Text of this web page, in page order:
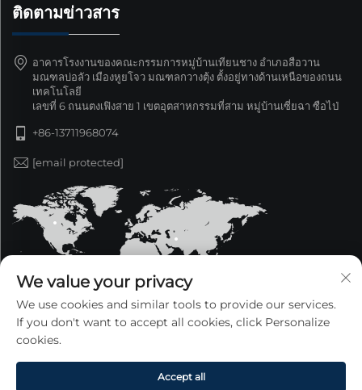
ติดตามข่าวสาร
อาคารโรงงานของคณะกรรมการหมู่บ้านเทียนชาง อำเภอสือวาน
มณฑลบ่อลัว เมืองหูยโจว มณฑลกวางตุ้ง ตั้งอยู่ทางด้านเหนือของถนน
เทคโนโลยี
เลขที่ 6 ถนนตงเฟิงสาย 1 เขตอุตสาหกรรมที่สาม หมู่บ้านเซี่ยฉา ซือไป่
+86-13711968074
[email protected]
นโยบายความเป็นส่วนตัว
We value your privacy
We use cookies and similar tools to provide our services.
If you don't want to accept all cookies, click Personalize
cookies.
Accept all